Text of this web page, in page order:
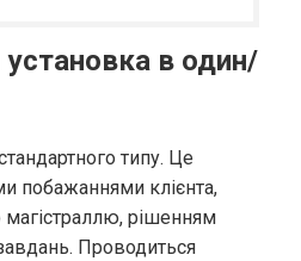
в один/
типу. Це
побажаннями клієнта,
рішенням
Проводиться